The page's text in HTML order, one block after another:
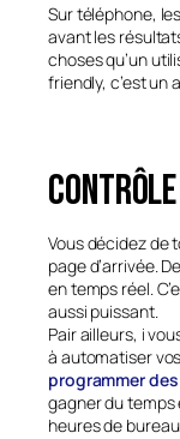
Sur téléphone,
avant les
choses qu’un
friendly, c’est un
Vous décidez de
page d’arrivée.
en temps réel.
aussi puissant.
Pair ailleurs, i
à automatiser
programmer
gagner du
heures de bureau.